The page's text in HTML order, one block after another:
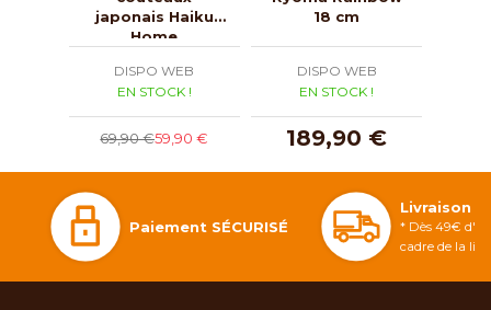
japonais Haiku
Home
DISPO WEB
EN STOCK !
69,90 €59,90 €
18 cm
DISPO WEB
EN STOCK !
189,90 €
Paiement SÉCURISÉ
Livraison
* Dès 49€
cadre de la